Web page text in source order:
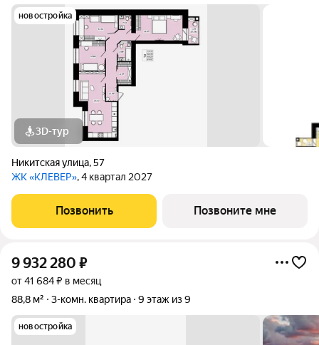
новостройка
3D-тур
Никитская улица,57
ЖК «КЛЕВЕР», 4 квартал 2027
Позвонить Позвоните мне
9 932 280 ₽
от 41 684 ₽ в месяц
88,8 м²
3-комн. квартира 9 этаж из 9
новостройка